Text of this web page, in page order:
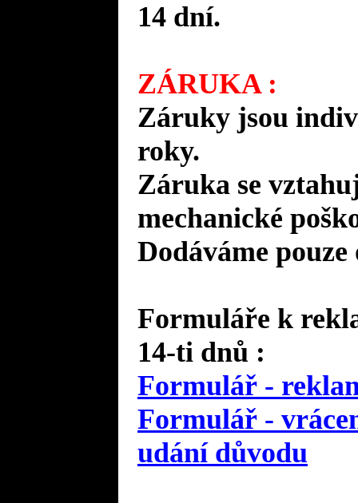
14 dní.
ZÁRUKA :
Záruky jsou
roky.
Záruka se
mechanické
Dodáváme
Formuláře k
14-ti dnů :
Formulář -
Formulář -
udání důvodu